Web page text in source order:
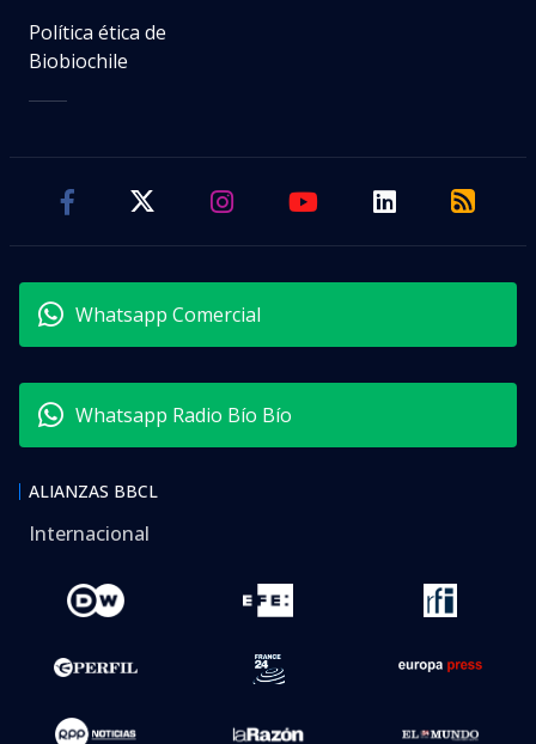
Política ética de
Biobiochile
Whatsapp Comercial
Whatsapp Radio Bío Bío
ALIANZAS BBCL
Internacional